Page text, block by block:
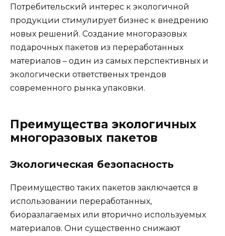
Потребительский интерес к экологичной
продукции стимулирует бизнес к внедрению
новых решений. Создание многоразовых
подарочных пакетов из переработанных
материалов – один из самых перспективных и
экологически ответственых трендов
современного рынка упаковки.
Преимущества экологичных
многоразовых пакетов
Экологическая безопасность
Преимущество таких пакетов заключается в
использовании переработанных,
биоразлагаемых или вторично используемых
материалов. Они существенно снижают